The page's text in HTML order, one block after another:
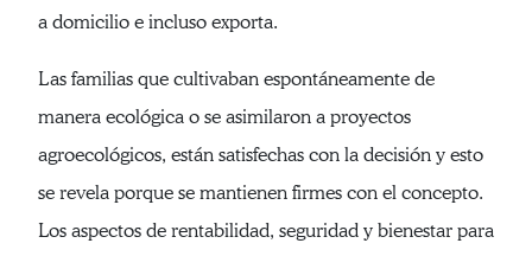
a domicilio e incluso exporta.
Las familias que cultivaban espontáneamente de
manera ecológica o se asimilaron a proyectos
agroecológicos, están satisfechas con la decisión y esto
se revela porque se mantienen firmes con el concepto.
Los aspectos de rentabilidad, seguridad y bienestar para